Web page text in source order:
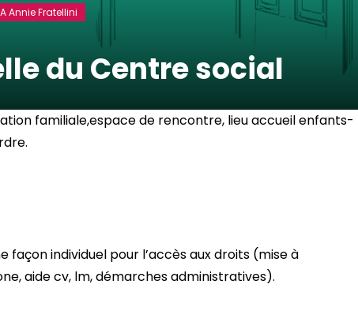
Annie Fratellini
du Centre social
familiale,espace de rencontre, lieu accueil enfants-
façon individuel pour l’accès aux droits (mise à
aide cv, lm, démarches administratives).